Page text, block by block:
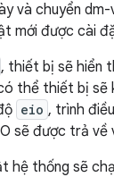
và chuyển
mới được cài
, thiết bị sẽ hiển
thể thiết bị
eio , trình
sẽ được trả về
hệ thống sẽ